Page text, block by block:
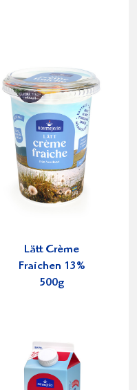
Lätt Crème
Fraichen 13%
500g